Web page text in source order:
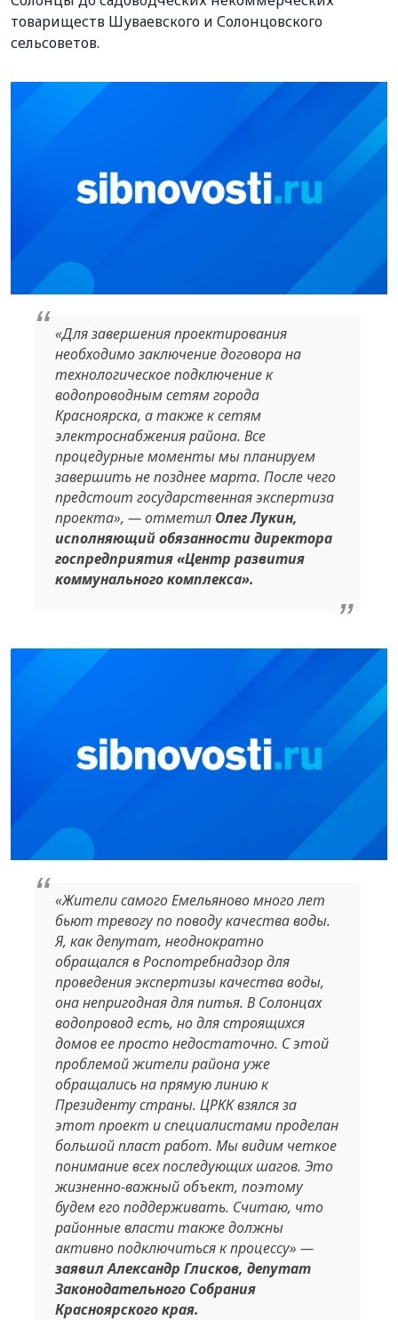
товариществ Шуваевского и Солонцовского
сельсоветов.
«Для завершения проектирования
необходимо заключение договора на
технологическое подключение к
водопроводным сетям города
Красноярска, а также к сетям
электроснабжения района. Все
процедурные моменты мы планируем
завершить не позднее марта. После чего
предстоит государственная экспертиза
проекта», — отметил Олег Лукин,
исполняющий обязанности директора
госпредприятия «Центр развития
коммунального комплекса».
«Жители самого Емельяново много лет
бьют тревогу по поводу качества воды.
Я, как депутат, неоднократно
обращался в Роспотребнадзор для
проведения экспертизы качества воды,
она непригодная для питья. В Солонцах
водопровод есть, но для строящихся
домов ее просто недостаточно. С этой
проблемой жители района уже
обращались на прямую линию к
Президенту страны. ЦРКК взялся за
этот проект и специалистами проделан
большой пласт работ. Мы видим четкое
понимание всех последующих шагов. Это
жизненно-важный объект, поэтому
будем его поддерживать. Считаю, что
районные власти также должны
активно подключиться к процессу» —
заявил Александр Глисков, депутат
Законодательного Собрания
Красноярского края.